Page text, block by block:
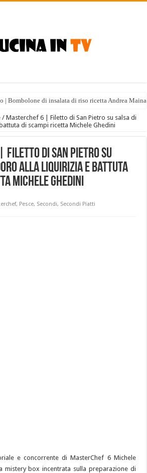
| Bombolone di insalata di riso ricetta Andrea
/ Masterchef 6 | Filetto di San Pietro su salsa di
di scampi ricetta Michele Ghedini
Filetto di San Pietro su
alla liquirizia e battuta
Michele Ghedini
, Pesce, Secondi, Secondi Piatti
e concorrente di MasterChef 6 Michele
mistery box incentrata sulla preparazione di